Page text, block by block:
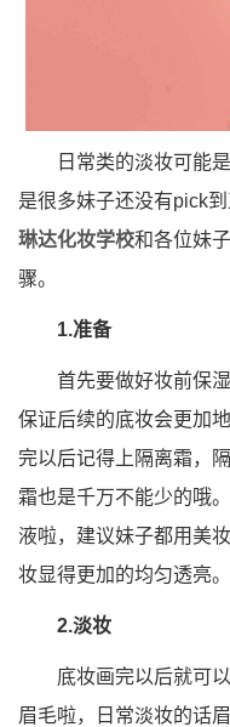
日常类的淡妆可能是
是很多妹子还没有pick
琳达化妆学校和各位妹
骤。
1.准备
首先要做好妆前保湿
保证后续的底妆会更加
完以后记得上隔离霜，
霜也是千万不能少的哦
液啦，建议妹子都用美
妆显得更加的均匀透亮。
2.淡妆
底妆画完以后就可以
眉毛啦，日常淡妆的话